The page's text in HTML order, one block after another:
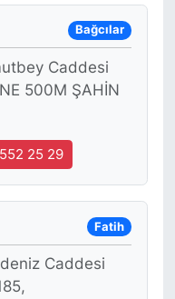
Bağcılar
Caddesi
500M ŞAHİN
25 29
Fatih
Caddesi